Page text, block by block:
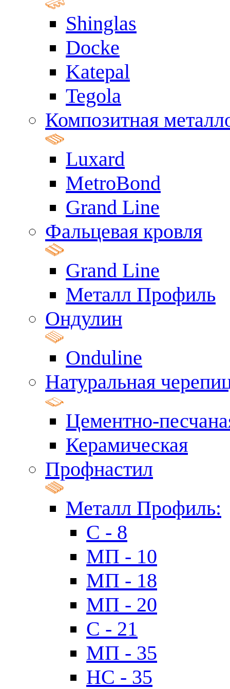
Shinglas
Docke
Katepal
Tegola
Композитная
Luxard
MetroBond
Grand Line
Фальцевая кровля
Grand Line
Металл Профиль
Ондулин
Onduline
Натуральная
Цементно-
Керамическая
Профнастил
Металл Профиль:
C - 8
МП - 10
МП - 18
МП - 20
C - 21
МП - 35
HC - 35